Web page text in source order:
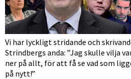
Vi har lyckligt stridande och
Strindbergs anda: ”Jag skulle vilja
ner på allt, för att få se vad som
på nytt!”